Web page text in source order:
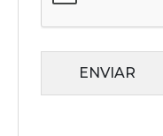
ENVIAR